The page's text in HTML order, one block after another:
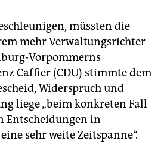
müssten die
mehr Verwaltungsrichter
Vorpommerns
Caffier (CDU) stimmte dem
Widerspruch und
liege „beim konkreten Fall
Entscheidungen in
sehr weite Zeitspanne“.